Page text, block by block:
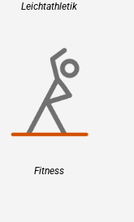
Leichtathletik
Fitness